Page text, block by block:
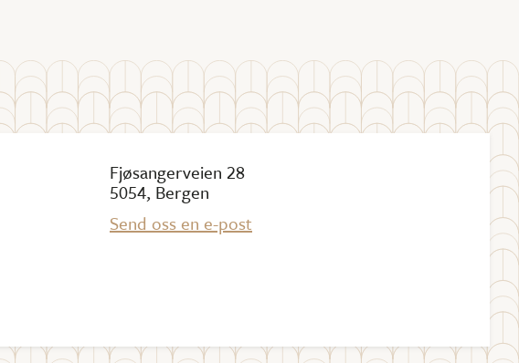
Fjøsangerveien 28
5054, Bergen
Send oss en e-post